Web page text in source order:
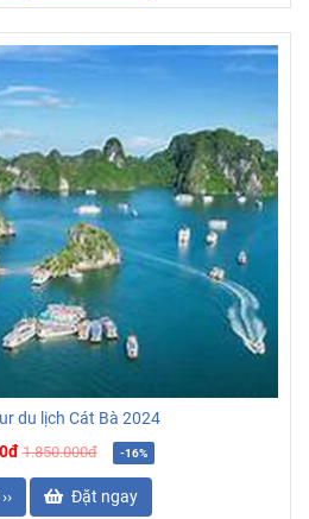
du lịch Cát Bà 2024
1.850.000đ -16%
Đặt ngay